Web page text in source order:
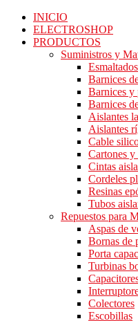
INICIO
ELECTROSHOP
PRODUCTOS
Suministros y
Barnices
Barnices y
Barnices
Aislantes
Aislantes
Cable
Cartones y
Cintas
Cordeles
Resinas
Tubos
Repuestos para
Aspas de
Bornas de
Porta
Turbinas
Colectores
Escobillas